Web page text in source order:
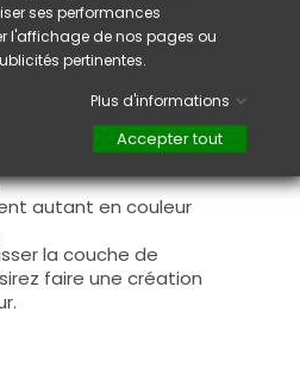
avec son pinceau, de
(il n'est pas
la couche de
après limage.
en deux couches,
à la première couche et
couche pour garantir
autant en couleur
la couche de
faire une création
ses performances
l'affichage de nos pages ou
pertinentes.
Plus d'informations
Accepter tout